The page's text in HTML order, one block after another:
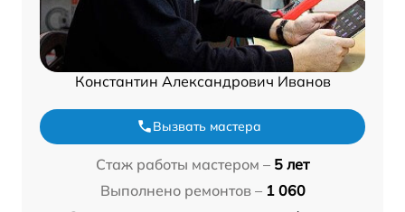
Константин Александрович Иванов
Вызвать мастера
Стаж работы мастером – 5 лет
Выполнено ремонтов – 1 060